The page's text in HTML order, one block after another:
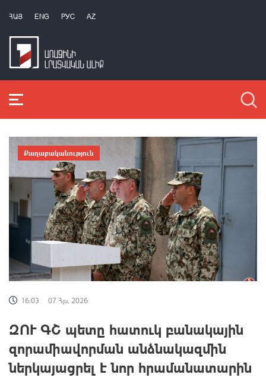
ՀԱՅ ENG РУС AZ
Քաղաքականություն
16:03 07 Հլս, 2026
ԶՈՒ ԳՇ պետը հատուկ բանակային
զորամիավորման անձնակազմին
ներկայացրել է նոր հրամանատարին